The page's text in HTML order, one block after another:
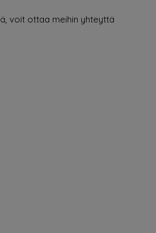
voit ottaa meihin yhteyttä